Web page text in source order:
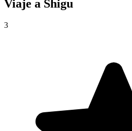
Viaje a Shigu
3